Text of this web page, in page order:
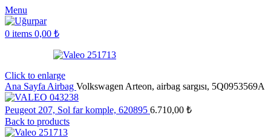
Menu
0 items 0,00 ₺
Click to enlarge
Ana Sayfa Airbag Volkswagen Arteon, airbag sargısı, 5Q0953569A
Peugeot 207, Sol far komple, 620895 6.710,00 ₺
Back to products